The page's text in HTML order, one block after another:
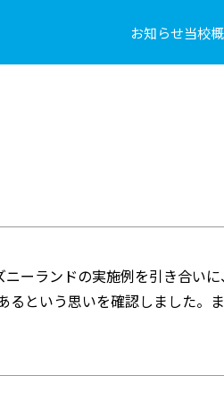
お知らせ当校
ーランドの実施例を引き合い
るという思いを確認しました。